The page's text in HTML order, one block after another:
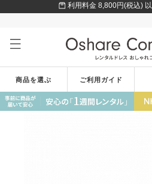
利用料金 8,800円(税込)
商品を選ぶ ご利用ガイド